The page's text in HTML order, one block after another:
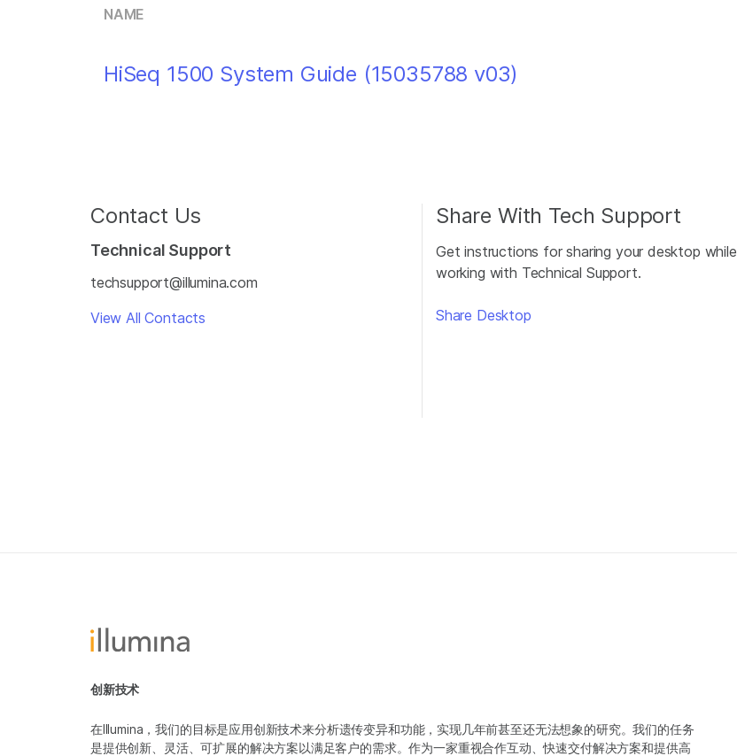
NAME
HiSeq 1500 System Guide (15035788 v03)
Contact Us
Technical Support
techsupport@illumina.com
View All Contacts
Share With Tech Support
Get instructions for sharing your desktop while
working with Technical Support.
Share Desktop
创新技术
在Illumina，我们的目标是应用创新技术来分析遗传变异和功能，实现几年前甚至还无法想象的研究。我们的任务
是提供创新、灵活、可扩展的解决方案以满足客户的需求。作为一家重视合作互动、快速交付解决方案和提供高